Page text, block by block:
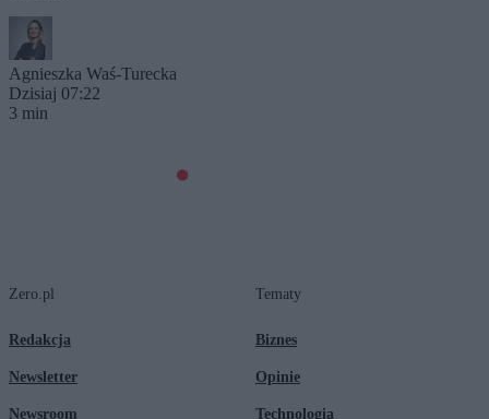
Agnieszka Waś-Turecka
Dzisiaj 07:22
3 min
Zero.pl
Redakcja
Newsletter
Newsroom
Tematy
Biznes
Opinie
Technologia